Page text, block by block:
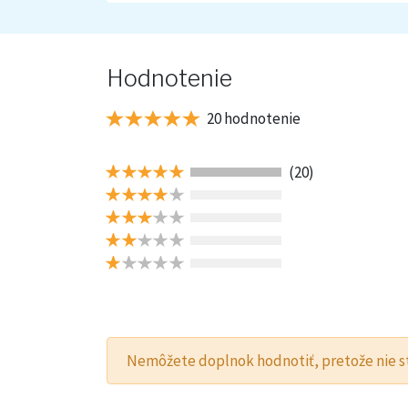
Hodnotenie
20 hodnotenie
(20)
Nemôžete doplnok hodnotiť, pretože nie